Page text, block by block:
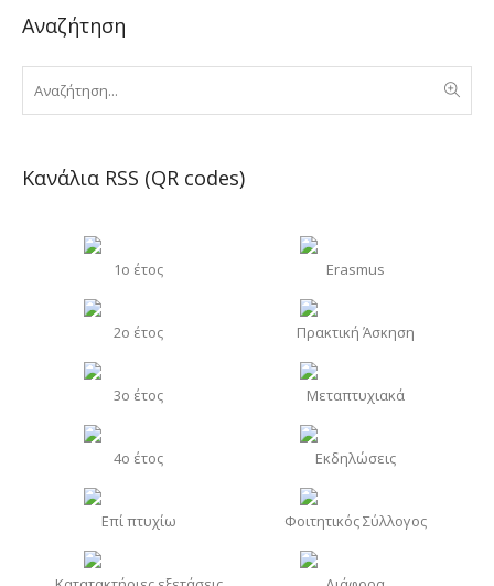
Αναζήτηση
Κανάλια RSS (QR codes)
1o έτος Erasmus
2o έτος Πρακτική Άσκηση
3o έτος Μεταπτυχιακά
4o έτος Εκδηλώσεις
Επί πτυχίω Φοιτητικός Σύλλογος